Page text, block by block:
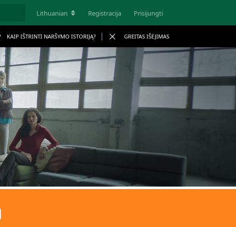
KAIP IŠTRINTI NARŠYMO ISTORIJĄ? GREITAS IŠĖJIMAS
Lithuanian Registracija Prisijungti